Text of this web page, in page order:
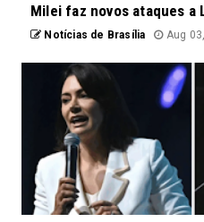
Milei faz novos ataques a
Notícias de Brasília Aug